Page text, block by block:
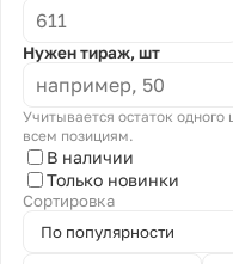
Нужен тираж, шт
Учитывается остаток
всем позициям.
В наличии
Только новинки
Сортировка